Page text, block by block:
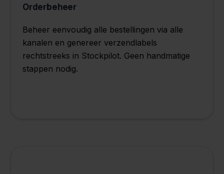
Orderbeheer
Beheer eenvoudig alle bestellingen via alle
kanalen en genereer verzendlabels
rechtstreeks in Stockpilot. Geen handmatige
stappen nodig.